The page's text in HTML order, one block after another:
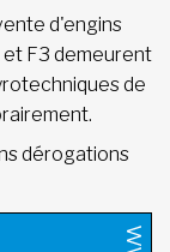
d'engins
F3 demeurent
de
dérogations